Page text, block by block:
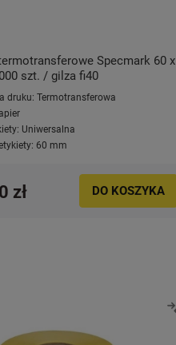
Specmark 60 x
szt. / gilza fi40
druku: Termotransferowa
Uniwersalna
60 mm
zł DO KOSZYKA